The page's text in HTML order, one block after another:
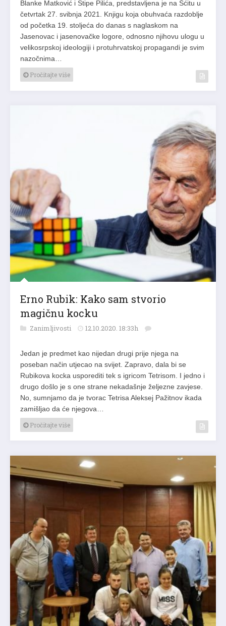
Blanke Matković i Stipe Pilića, predstavljena je na Šćitu u
četvrtak 27. svibnja 2021. Knjigu koja obuhvaća razdoblje
od početka 19. stoljeća do danas s naglaskom na
Jasenovac i jasenovačke logore, odnosno njihovu ulogu u
velikosrpskoj ideologiji i protuhrvatskoj propagandi je svim
nazočnima…
Pročitajte više
Erno Rubik: Kako sam stvorio
magičnu kocku
Zanimljivosti 12.10.2020. 18:33h
Jedan je predmet kao nijedan drugi prije njega na
poseban način utjecao na svijet. Zapravo, dala bi se
Rubikova kocka usporediti tek s igricom Tetrisom. I jedno i
drugo došlo je s one strane nekadašnje željezne zavjese.
No, sumnjamo da je tvorac Tetrisa Aleksej Pažitnov ikada
zamišljao da će njegova…
Pročitajte više